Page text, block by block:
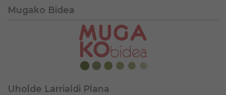
Mugako Bidea
Uholde Larrialdi Plana